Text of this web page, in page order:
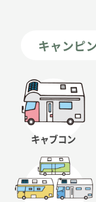
キャンピ
キャブコン